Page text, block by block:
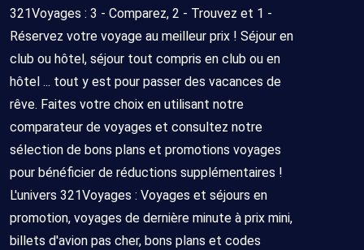
321Voyages : 3 - Comparez, 2 - Trouvez et 1 -
Réservez votre voyage au meilleur prix ! Séjour en
club ou hôtel, séjour tout compris en club ou en
hôtel ... tout y est pour passer des vacances de
rêve. Faites votre choix en utilisant notre
comparateur de voyages et consultez notre
sélection de bons plans et promotions voyages
pour bénéficier de réductions supplémentaires !
L'univers 321Voyages : Voyages et séjours en
promotion, voyages de dernière minute à prix mini,
billets d'avion pas cher, bons plans et codes